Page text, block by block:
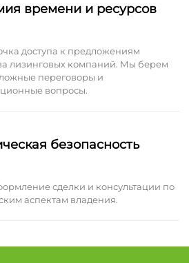
времени и ресурсов
доступа к предложениям
лизинговых компаний. Мы берем
переговоры и
вопросы.
безопасность
сделки и консультации по
аспектам владения.